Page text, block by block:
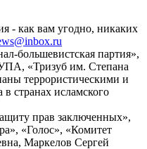
- как вам угодно, никаких
большевистская партия»,
«Тризуб им. Степана
террористическими и
странах исламского
прав заключенных»,
«Голос», «Комитет
Маркелов Сергей